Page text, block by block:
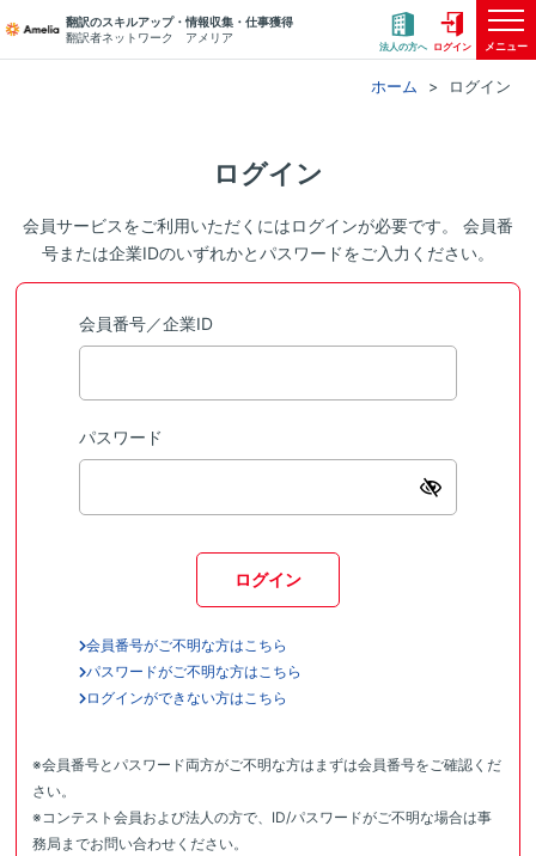
翻訳のスキルアップ・情報収集・仕事獲得
翻訳者ネットワーク アメリア
法人の方へ ログイン メニュー
ホーム ログイン
ログイン
会員サービスをご利用いただくにはログインが必要です。 会員番
号または企業IDのいずれかとパスワードをご入力ください。
会員番号／企業ID
パスワード
ログイン
会員番号がご不明な方はこちら
パスワードがご不明な方はこちら
ログインができない方はこちら
※会員番号とパスワード両方がご不明な方はまずは会員番号をご確認くだ
さい。
※コンテスト会員および法人の方で、ID/パスワードがご不明な場合は事
務局までお問い合わせください。